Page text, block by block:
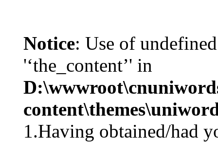
Notice: Use of
'‘the_content’' in
1.Having obtained/had